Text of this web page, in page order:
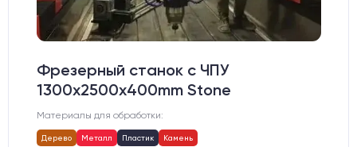
Фрезерный станок с ЧПУ
1300x2500x400mm Stone
Материалы для обработки:
Дерево Металл Пластик Камень